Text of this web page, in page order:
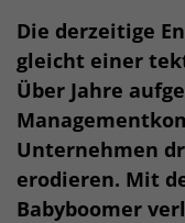
Die derzeitige
gleicht einer
Über Jahre
Unternehmen
erodieren. Mit
Babyboomer